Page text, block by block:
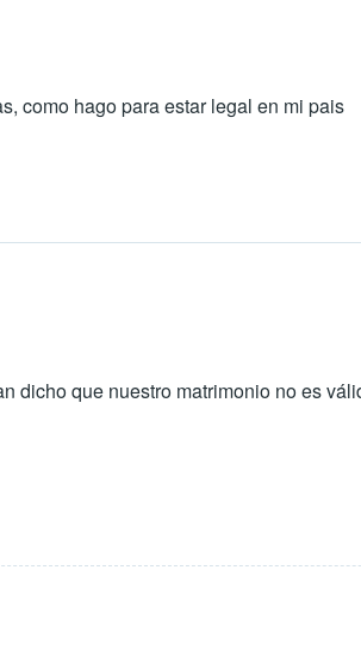
como hago para estar legal en mi pais
que nuestro matrimonio no es